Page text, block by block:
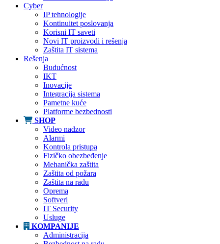
Cyber
IP tehnologije
Kontinuitet poslovanja
Korisni IT saveti
Novi IT proizvodi i rešenja
Zaštita IT sistema
Rešenja
Budućnost
IKT
Inovacije
Integracija sistema
Pametne kuće
Platforme bezbednosti
SHOP
Video nadzor
Alarmi
Kontrola pristupa
Fizičko obezbeđenje
Mehanička zaštita
Zaštita od požara
Zaštita na radu
Oprema
Softveri
IT Security
Usluge
KOMPANIJE
Administracija